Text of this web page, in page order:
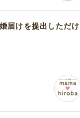
届けを提出しただけ